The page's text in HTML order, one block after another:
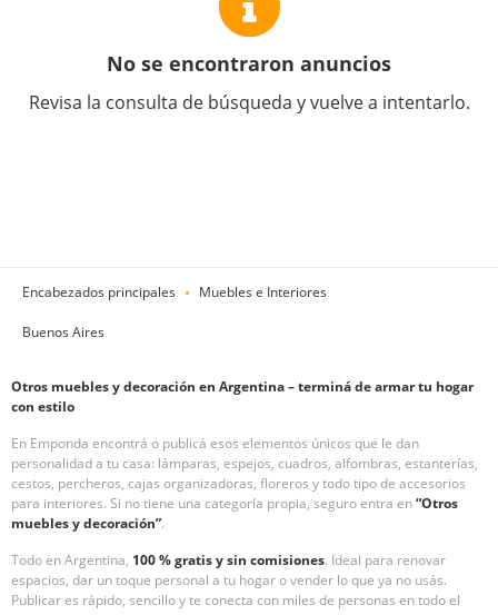
No se encontraron anuncios
Revisa la consulta de búsqueda y vuelve a intentarlo.
Encabezados principales Muebles e Interiores
Buenos Aires
Otros muebles y decoración en Argentina – terminá de armar tu hogar
con estilo
En Emponda encontrá o publicá esos elementos únicos que le dan
personalidad a tu casa: lámparas, espejos, cuadros, alfombras, estanterías,
cestos, percheros, cajas organizadoras, floreros y todo tipo de accesorios
para interiores. Si no tiene una categoría propia, seguro entra en“Otros
muebles y decoración”.
Todo en Argentina, 100 % gratis y sin comisiones. Ideal para renovar
espacios, dar un toque personal a tu hogar o vender lo que ya no usás.
Publicar es rápido, sencillo y te conecta con miles de personas en todo el